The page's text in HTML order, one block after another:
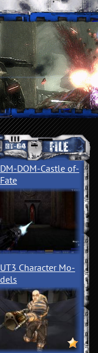
DM-DOM-Castle of­
Fate
UT3 Character Mo­
dels